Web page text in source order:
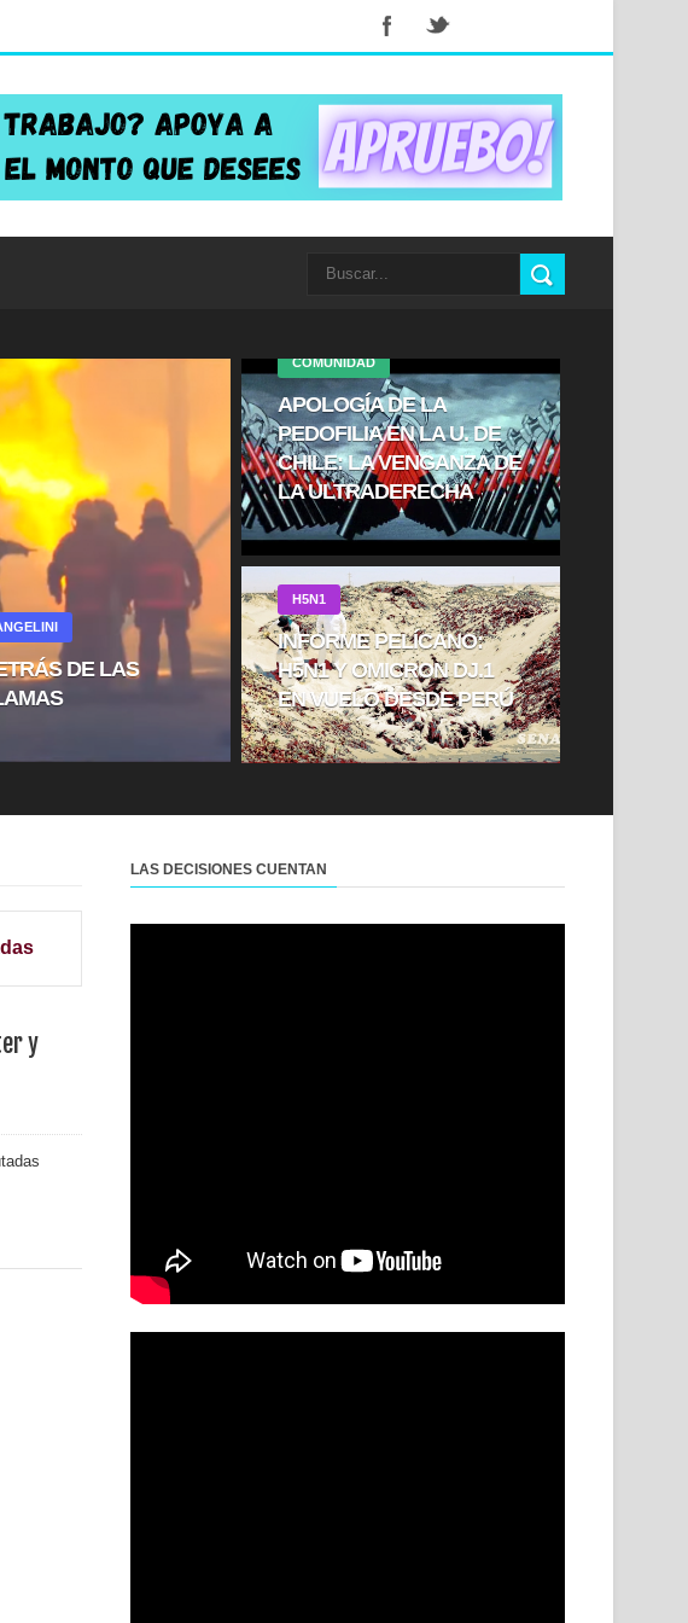
DE LAS
COMUNIDAD
APOLOGÍA DE LA
PEDOFILIA EN LA U. DE
CHILE: LA VENGANZA DE
LA ULTRADERECHA
H5N1
INFORME PELÍCANO:
H5N1 Y OMICRON DJ.1
EN VUELO DESDE PERÚ
y
LAS DECISIONES CUENTAN